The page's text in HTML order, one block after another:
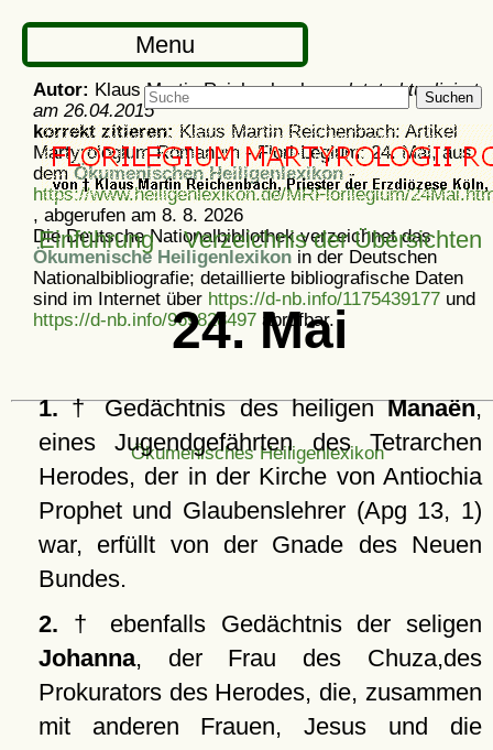
Menu
Suchen
Einführung Verzeichnis der Übersichten
24. Mai
1.† Gedächtnis des heiligenManaën,
eines Jugendgefährten des Tetrarchen
Herodes, der in der Kirche von Antiochia
Prophet und Glaubenslehrer (Apg 13, 1)
war, erfüllt von der Gnade des Neuen
Bundes.
2. † ebenfalls Gedächtnis der seligen
Johanna, der Frau des Chuza,des
Prokurators des Herodes, die, zusammen
mit anderen Frauen, Jesus und die
Autor: Klaus Martin Reichenbach -zuletzt aktualisiert
am 26.04.2015
korrekt zitieren:Klaus Martin Reichenbach: Artikel
Martyrologium Romanum - Flori-Legium: 24. Mai, aus
demÖkumenischen Heiligenlexikon-
https://www.heiligenlexikon.de/MRFlorilegium/
, abgerufen am 8. 8. 2026
Die Deutsche Nationalbibliothek verzeichnet das
Ökumenische Heiligenlexikon in der Deutschen
Nationalbibliografie; detaillierte bibliografische Daten
sind im Internet über https://d-nb.info/1175439177 und
https://d-nb.info/969828497 abrufbar.
Ökumenisches Heiligenlexikon